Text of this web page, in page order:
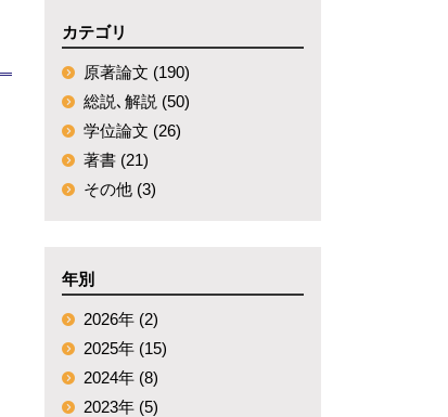
カテゴリ
原著論文 (190)
総説､解説 (50)
学位論文 (26)
著書 (21)
その他 (3)
年別
2026年 (2)
2025年 (15)
2024年 (8)
2023年 (5)